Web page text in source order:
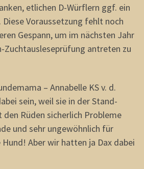
etlichen D-Würflern ggf. ein
Diese Voraussetzung fehlt noch
Gespann, um im nächsten Jahr
Zuchtausleseprüfung antreten zu
– Annabelle KS v. d.
sein, weil sie in der Stand-
Rüden sicherlich Probleme
und sehr ungewöhnlich für
Aber wir hatten ja Dax dabei